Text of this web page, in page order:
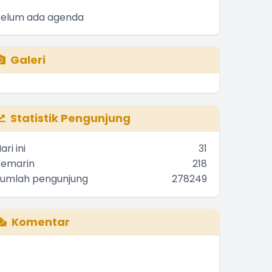
ada agenda
Galeri
Statistik Pengunjung
ini
31
218
pengunjung
278249
Komentar